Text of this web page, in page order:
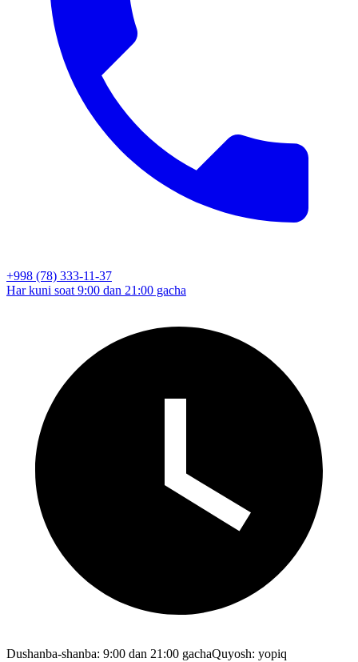
+998 (78) 333-11-37
Har kuni soat 9:00 dan 21:00 gacha
Dushanba-shanba: 9:00 dan 21:00 gachaQuyosh: yopiq